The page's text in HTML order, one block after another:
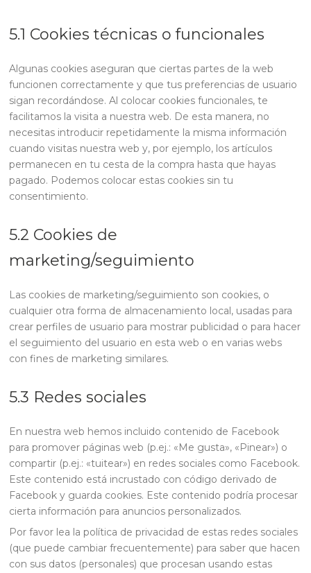
5.1 Cookies técnicas o funcionales
Algunas cookies aseguran que ciertas partes de la web
funcionen correctamente y que tus preferencias de usuario
sigan recordándose. Al colocar cookies funcionales, te
facilitamos la visita a nuestra web. De esta manera, no
necesitas introducir repetidamente la misma información
cuando visitas nuestra web y, por ejemplo, los artículos
permanecen en tu cesta de la compra hasta que hayas
pagado. Podemos colocar estas cookies sin tu
consentimiento.
5.2 Cookies de
marketing/seguimiento
Las cookies de marketing/seguimiento son cookies, o
cualquier otra forma de almacenamiento local, usadas para
crear perfiles de usuario para mostrar publicidad o para hacer
el seguimiento del usuario en esta web o en varias webs
con fines de marketing similares.
5.3 Redes sociales
En nuestra web hemos incluido contenido de Facebook
para promover páginas web (p.ej.: «Me gusta», «Pinear») o
compartir (p.ej.: «tuitear») en redes sociales como Facebook.
Este contenido está incrustado con código derivado de
Facebook y guarda cookies. Este contenido podría procesar
cierta información para anuncios personalizados.
Por favor lea la política de privacidad de estas redes sociales
(que puede cambiar frecuentemente) para saber que hacen
con sus datos (personales) que procesan usando estas